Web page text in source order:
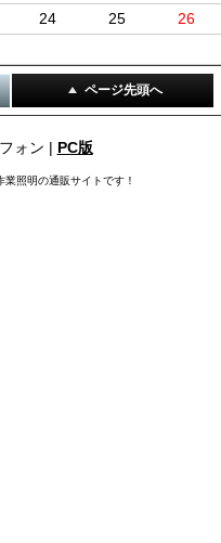
24 25
26
ページ先頭へ
ォン | PC版
照明の通販サイトです！